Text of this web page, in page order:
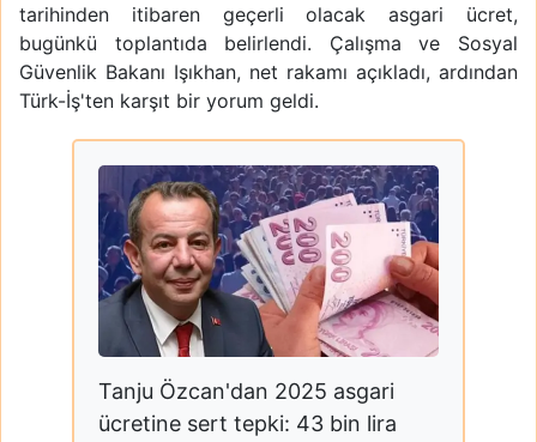
tarihinden itibaren geçerli olacak asgari ücret,
bugünkü toplantıda belirlendi. Çalışma ve Sosyal
Güvenlik Bakanı Işıkhan, net rakamı açıkladı, ardından
Türk-İş'ten karşıt bir yorum geldi.
Tanju Özcan'dan 2025 asgari
ücretine sert tepki: 43 bin lira